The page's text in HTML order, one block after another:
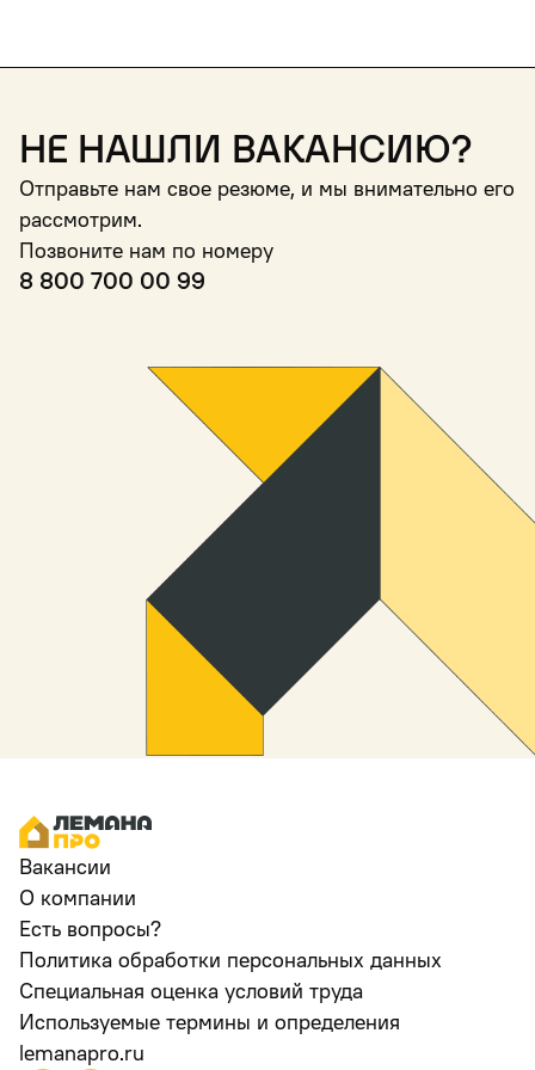
Не нашли вакансию?
Отправьте нам свое резюме, и мы внимательно его
рассмотрим.
Позвоните нам по номеру
8 800 700 00 99
Вакансии
О компании
Есть вопросы?
Политика обработки персональных данных
Специальная оценка условий труда
Используемые термины и определения
lemanapro.ru